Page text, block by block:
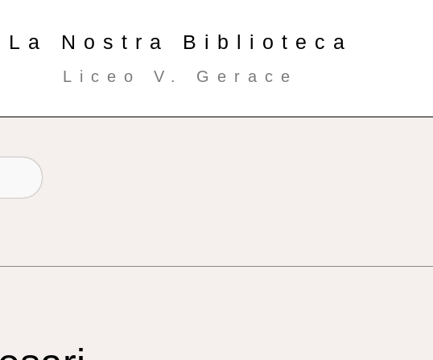
La Nostra Biblioteca
Liceo V. Gerace